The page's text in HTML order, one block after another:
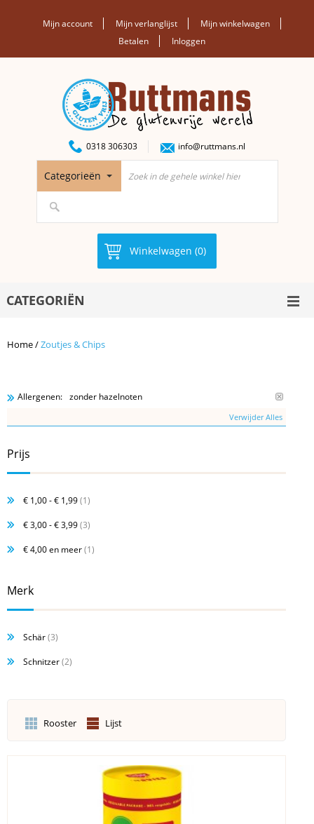
Mijn account Mijn verlanglijst
Mijn winkelwagen
Betalen
Inloggen
0318 306303 info@ruttmans.nl
Categorieën
Winkelwagen (0)
CATEGORIËN
Home/Zoutjes & Chips
Allergenen: zonder hazelnoten
Verwijder Alles
Prijs
€ 1,00-€ 1,99(1)
€ 3,00-€ 3,99(3)
€ 4,00en meer(1)
Merk
Schär(3)
Schnitzer(2)
Rooster Lijst